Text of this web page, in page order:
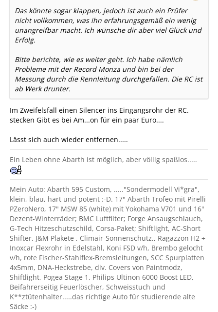
Das könnte sogar klappen, jedoch ist auch ein Prüfer
nicht vollkommen, was ihn erfahrungsgemäß ein wenig
unangreifbar macht. Ich wünsche dir aber viel Glück und
Erfolg.
Bitte berichte, wie es weiter geht. Ich habe nämlich
Probleme mit der Record Monza und bin bei der
Messung durch die Rennleitung durchgefallen. Die RC ist
ab Werk drunter.
Im Zweifelsfall einen Silencer ins Eingangsrohr der RC.
stecken Gibt es bei Am...on für ein paar Euro....
Lässt sich auch wieder entfernen.....
Ein Leben ohne Abarth ist möglich, aber völlig spaßlos.....
Mein Auto: Abarth 595 Custom, ....."Sondermodell Vi*gra",
klein, blau, hart und potent :-D. 17" Abarth Trofeo mit Pirelli
PZeroNero, 17" MSW 85 (white) mit Yokohama V701 und 16"
Dezent-Winterräder; BMC Luftfilter; Forge Ansaugschlauch,
G-Tech Hitzeschutzschild, Corsa-Paket; Shiftlight, AC-Short
Shifter, J&M Plakete , Climair-Sonnenschutz,, Ragazzon H2 +
Inoxcar Flexrohr in Edelstahl, Koni FSD v/h, Brembo gelocht
v/h, rote Fischer-Stahlflex-Bremsleitungen, SCC Spurplatten
4x5mm, DNA-Heckstrebe, div. Covers von Paintmodz,
Shiftlight, Pogea Stage 1, Philips Ultinon 6000 Boost LED,
Beifahrerseitig Feuerlöscher, Schweisstuch und
K**ztütenhalter.....das richtige Auto für studierende alte
Säcke :-)